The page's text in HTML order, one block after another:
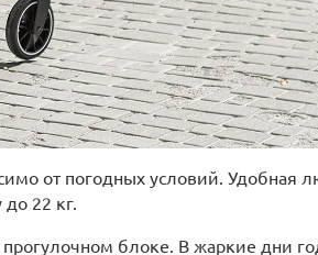
от погодных условий. Удобная
22 кг.
блоке. В жаркие дни